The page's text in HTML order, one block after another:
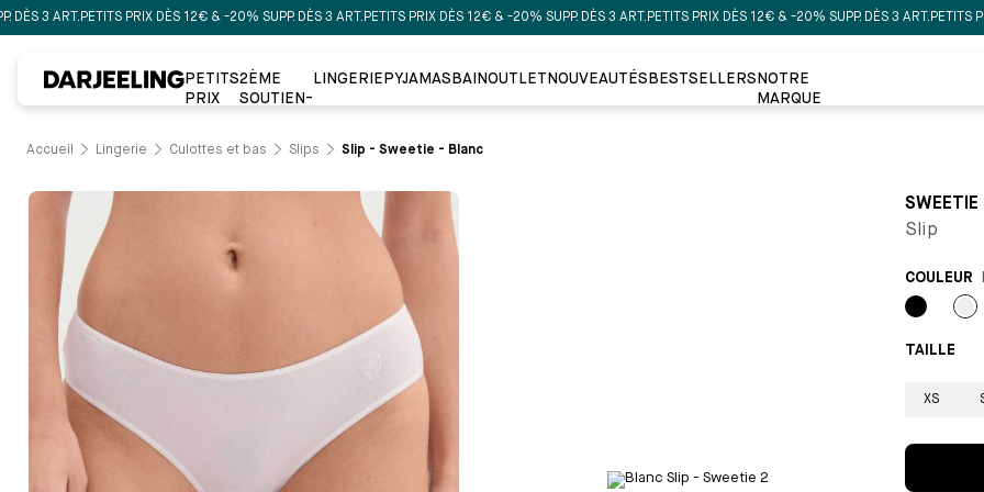
ART.PETITS PRIX DÈS 12€ & -20% SUPP. DÈS 3 ART.PETITS PRIX DÈS 12€ & -20% SUPP. DÈS 3 ART.PETITS PRIX DÈS 12€ & -20% SUPP. DÈS 3 ART.PETITS PRIX
PETITS
PRIX
2ÈME
SOUTIEN-
LINGERIE PYJAMAS BAINOUTLET NOUVEAUTÉS BESTSELLERS NOTRE
MARQUE
Accueil Lingerie Culottes et bas Slips Slip - Sweetie - Blanc
SWEETIE
Slip
COULEUR
TAILLE
XS